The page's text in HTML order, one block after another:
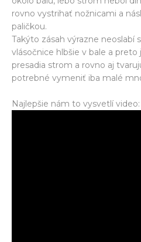
rovno vystrihať nožnicami a
paličkou.
Takýto zásah výrazne
vlásočnice hlbšie v bale a
presadia strom a rovno aj
potrebné vymeniť iba malé
Najlepšie nám to vysvetlí video: